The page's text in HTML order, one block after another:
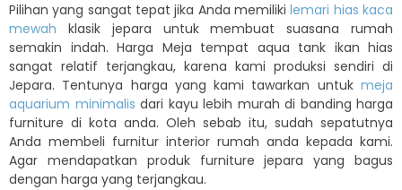
Pilihan yang sangat tepat jika Anda memilikilemari hias kaca
mewah klasik jepara untuk membuat suasana rumah
semakin indah. Harga Meja tempat aqua tank ikan hias
sangat relatif terjangkau, karena kami produksi sendiri di
Jepara. Tentunya harga yang kami tawarkan untuk meja
aquarium minimalis dari kayu lebih murah di banding harga
furniture di kota anda. Oleh sebab itu, sudah sepatutnya
Anda membeli furnitur interior rumah anda kepada kami.
Agar mendapatkan produk furniture jepara yang bagus
dengan harga yang terjangkau.